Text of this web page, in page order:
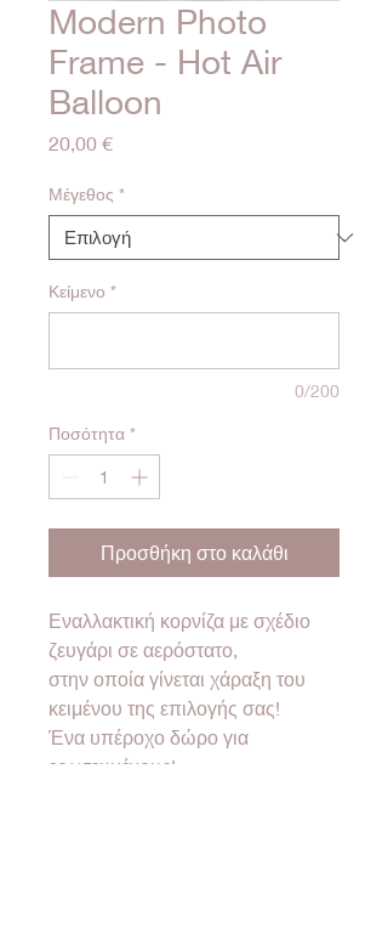
Modern Photo
Frame - Hot Air
Balloon
20,00 €Τιμή
Μέγεθος *
Κείμενο *
0/200
Ποσότητα *
Προσθήκη στο καλάθι
Εναλλακτική κορνίζα με σχέδιο
ζευγάρι σε αερόστατο,
στην οποία γίνεται χάραξη του
κειμένου της επιλογής σας!
Ένα υπέροχο δώρο για
ερωτευμένους!